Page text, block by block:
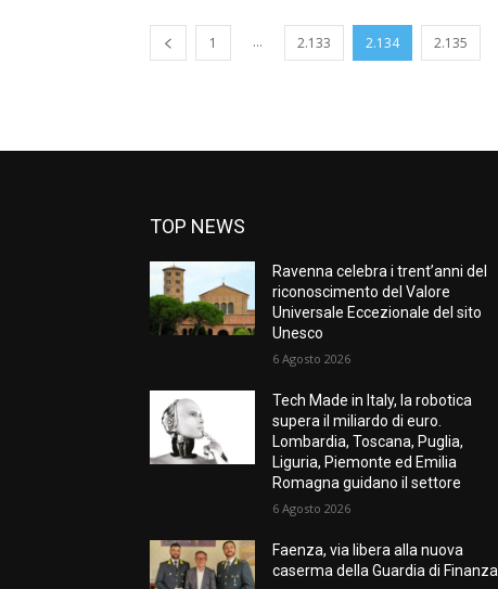
1 ... 2.133 2.134 2.135
TOP NEWS
Ravenna celebra i trent’anni del
riconoscimento del Valore
Universale Eccezionale del sito
Unesco
6 Agosto 2026
Tech Made in Italy, la robotica
supera il miliardo di euro.
Lombardia, Toscana, Puglia,
Liguria, Piemonte ed Emilia
Romagna guidano il settore
6 Agosto 2026
Faenza, via libera alla nuova
caserma della Guardia di Finanza